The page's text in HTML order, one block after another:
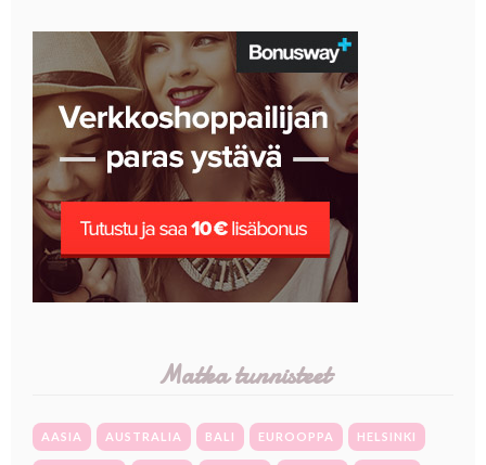
Matka tunnisteet
AASIA AUSTRALIA BALI EUROOPPA HELSINKI